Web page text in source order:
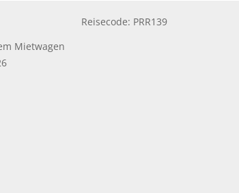
Reisecode: PRR139
Mietwagen